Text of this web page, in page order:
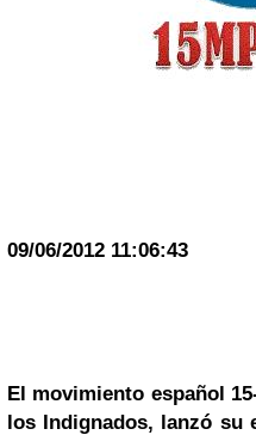
09/06/2012 11:06:43
El movimiento español
los Indignados, lanzó su